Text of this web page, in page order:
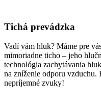
Tichá prevádzka
Vadí vám hluk? Máme pre
mimoriadne ticho – jeho
technológia zachytávania
na zníženie odporu vzduchu.
nepríjemné zvuky!